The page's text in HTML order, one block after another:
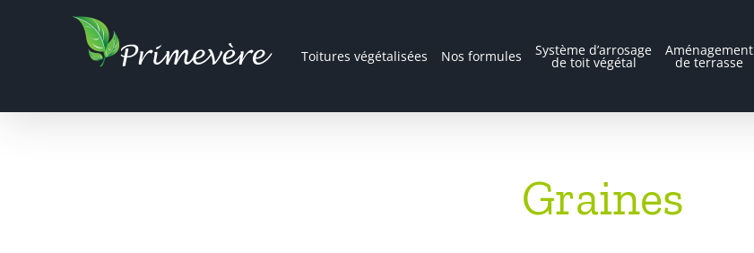
Toitures végétalisées Nos formules Système d’arrosage
de toit végétal
Aménagement
de terrasse
Graines